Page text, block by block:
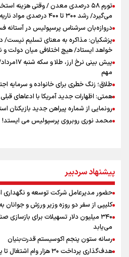
تورم ۵۸ درصدی معدن / وقتی هزینه
می‌گیرد/ رشد ۳۰۰ تا ۴۰۰ درصدی مواد ناریه
دروازه‌بان سرشناس پرسپولیس در آستانه
پزشکیان: مذاکره به معنای تسلیم
خواهد ایستاد/ هیچ اختلافی میان دولت و
پیش بینی
مهم
طلاق؛ زنگ خطری برای خانواده و سرمایه
همتی: اظهارات جدید آمریکا با ادعاهای
رونمایی از شماره پیراهن جدید بازیکنان
محمد نوری روبروی پرسپولیس می ایستد!
دبیرکل گردان‌های سیدالشهدا عراق: پاسخ
یوسفی: جای بخیه سرم یادگار یک سانحه
ملی از گروهش صعود کند + فیلم
کالبدشکافی استقلال پیش از لیگ
وارد لیگ می‌شوند؟
مروری بر زندگینامه خبرنگار شهید
علی‌نژاد در مراسم انجمن ورزشی نویسان در
در سال گذشته تا به امروز اتفاقات بزرگی را
پیشنهاد سردبیر
حضور مدیرعامل شرکت توسعه و نگهداری
کلیپی از سفر دو روزه وزیر ورزش و جوانان
۳۴۰ میلیون دلار تسهیلات برای
می‌یابد
رسانه ستون پنجم اکوسیستم قدرت‌بنیان
هدف‌گذاری پرداخت ۳۰ هزار وام اشتغال تا پایان سال